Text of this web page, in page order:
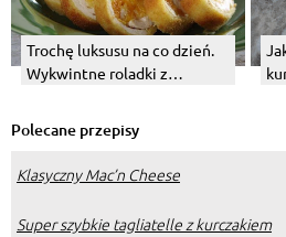
Trochę luksusu na co dzień.
Wykwintne roladki z
owocami.
Polecane przepisy
Klasyczny Mac’n Cheese
Super szybkie tagliatelle z kurczakiem